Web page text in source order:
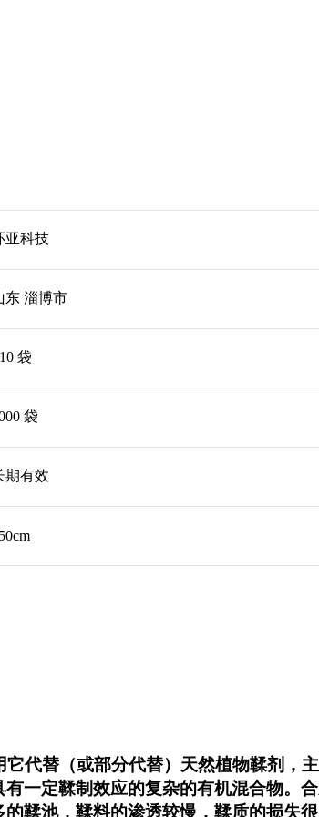
亚科技
东 淄博市
袋
袋
期有效
代替（或部分代替）天然植物鞣剂，
一定鞣制效应的复杂的有机混合物。
鞣池，鞣料的渗透较慢，鞣质的损失